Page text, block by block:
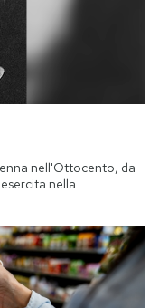
nell'Ottocento, da
nella